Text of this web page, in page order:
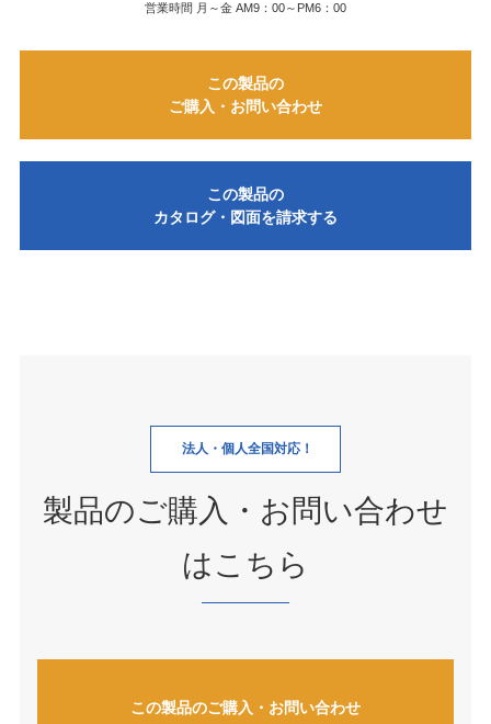
営業時間 月～金 AM9：00～PM6：00
この製品の
ご購入・お問い合わせ
この製品の
カタログ・図面を請求する
法人・個人全国対応！
製品のご購入・お問い合わせ
はこちら
この製品のご購入・お問い合わせ